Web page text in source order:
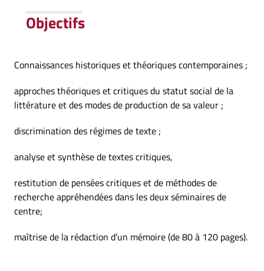
Objectifs
Connaissances historiques et théoriques contemporaines ;
approches théoriques et critiques du statut social de la
littérature et des modes de production de sa valeur ;
discrimination des régimes de texte ;
analyse et synthèse de textes critiques,
restitution de pensées critiques et de méthodes de
recherche appréhendées dans les deux séminaires de
centre;
maîtrise de la rédaction d’un mémoire (de 80 à 120 pages).